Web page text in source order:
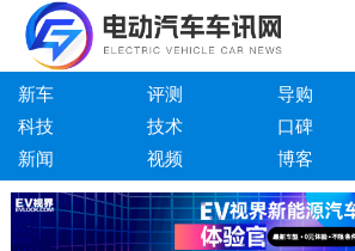
新车 评测 导购
科技
技术 口碑
新闻
视频 博客